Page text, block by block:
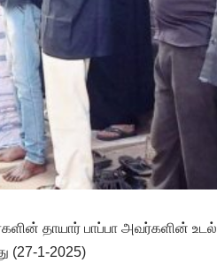
தாயார் பாப்பா அவர்களின் உடல்
(27-1-2025)